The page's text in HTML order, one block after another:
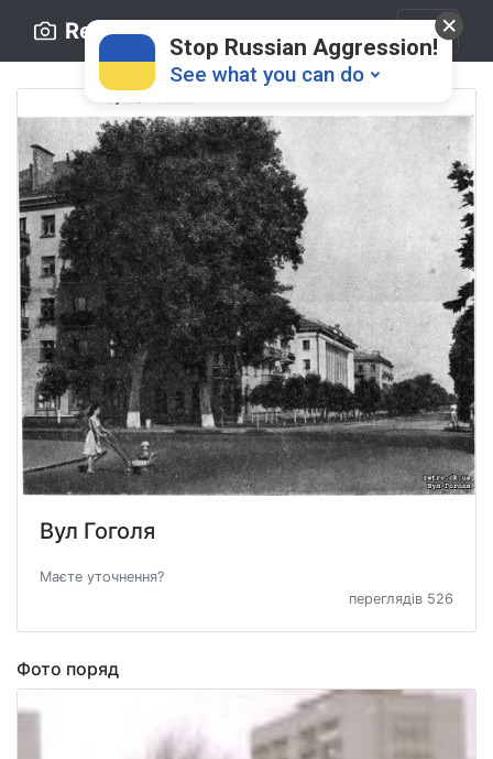
Retro.ck.ua
Вул Гоголя
Маєте уточнення?
переглядів 526
Фото поряд
Stop Russian Aggression!
See what you can do
Donate 💸
Support Ukraine ❤
Share this widget 📌